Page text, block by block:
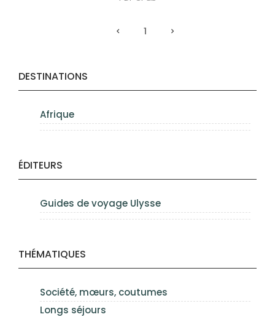
DESTINATIONS
Afrique
ÉDITEURS
Guides de voyage Ulysse
THÉMATIQUES
Société, mœurs, coutumes
Longs séjours
1